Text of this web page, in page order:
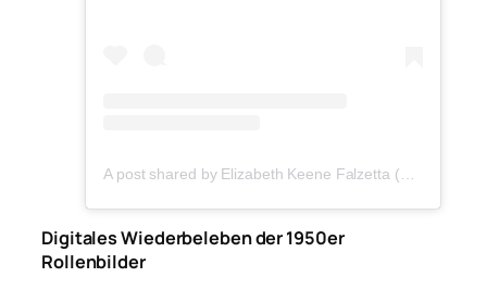
Digitales Wiederbeleben der 1950er
Rollenbilder